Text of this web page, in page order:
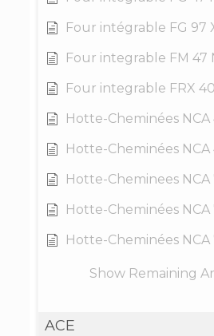
Four intégrable FG 97
Four integrable FM 47
Four integrable FRX
Hotte-Cheminées NCA
Hotte-Cheminées NCA
Hotte-Cheminees NCA
Hotte-Cheminées NCA
Hotte-Cheminées NCA
Show Remaining
ACE